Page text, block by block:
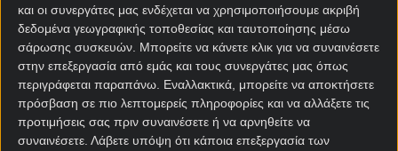
και οι συνεργάτες μας ενδέχεται να χρησιμοποιήσουμε ακριβή
δεδομένα γεωγραφικής τοποθεσίας και ταυτοποίησης μέσω
σάρωσης συσκευών. Μπορείτε να κάνετε κλικ για να συναινέσετε
στην επεξεργασία από εμάς και τους συνεργάτες μας όπως
περιγράφεται παραπάνω. Εναλλακτικά, μπορείτε να αποκτήσετε
πρόσβαση σε πιο λεπτομερείς πληροφορίες και να αλλάξετε τις
προτιμήσεις σας πριν συναινέσετε ή να αρνηθείτε να
συναινέσετε. Λάβετε υπόψη ότι κάποια επεξεργασία των